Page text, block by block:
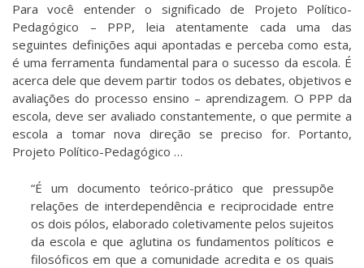
Para você entender o significado de Projeto Político-
Pedagógico – PPP, leia atentamente cada uma das
seguintes definições aqui apontadas e perceba como esta,
é uma ferramenta fundamental para o sucesso da escola. É
acerca dele que devem partir todos os debates, objetivos e
avaliações do processo ensino – aprendizagem. O PPP da
escola, deve ser avaliado constantemente, o que permite a
escola a tomar nova direção se preciso for. Portanto,
Projeto Político-Pedagógico …
“É um documento teórico-prático que pressupõe
relações de interdependência e reciprocidade entre
os dois pólos, elaborado coletivamente pelos sujeitos
da escola e que aglutina os fundamentos políticos e
filosóficos em que a comunidade acredita e os quais